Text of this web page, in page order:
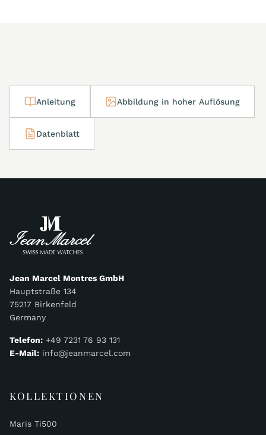
Anleitung Abbildung in hoher Auflösung
Datenblatt
Jean Marcel Montres GmbH
Hauptstraße 134
75217 Birkenfeld
Germany
Telefon: +49 7231 76 93 131
E-Mail: info@jeanmarcel.com
KOLLEKTIONEN
Maris Ti500